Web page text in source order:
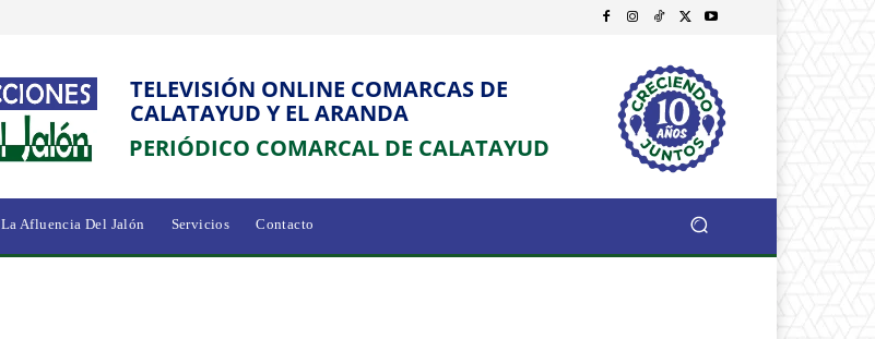
TELEVISIÓN ONLINE COMARCAS DE
CALATAYUD Y EL ARANDA
PERIÓDICO COMARCAL DE CALATAYUD
La Afluencia Del Jalón Servicios Contacto